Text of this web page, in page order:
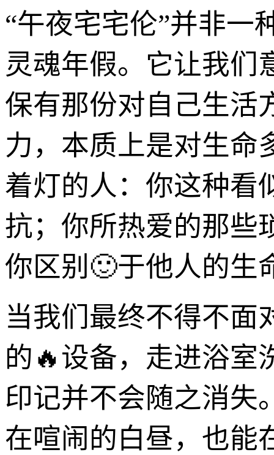
“午夜宅宅伦”并非一
灵魂年假。它让我们
保有那份对自己生活
力，本质上是对生命
着灯的人：你这种看
抗；你所热爱的那些
你区别🙂于他人的生
当我们最终不得不面
的🔥设备，走进浴室
印记并不会随之消失
在喧闹的白昼，也能